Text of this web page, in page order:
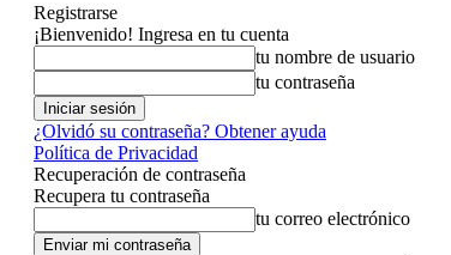
Registrarse
¡Bienvenido! Ingresa en tu cuenta
tu nombre de usuario
tu contraseña
¿Olvidó su contraseña? Obtener ayuda
Política de Privacidad
Recuperación de contraseña
Recupera tu contraseña
tu correo electrónico